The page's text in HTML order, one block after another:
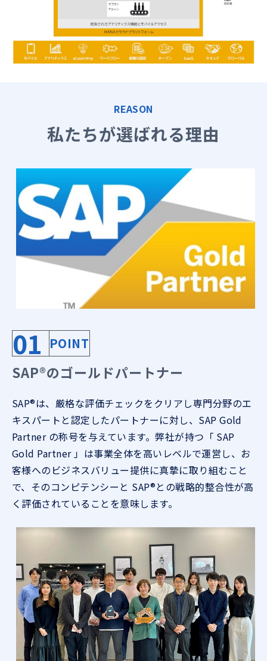
REASON
私たちが選ばれる理由
01 POINT
SAP®のゴールドパートナー
SAP®は、厳格な評価チェックをクリアし専門分野のエ
キスパートと認定したパートナーに対し、SAP Gold
Partner の称号を与えています。弊社が持つ「 SAP
Gold Partner 」は事業全体を高いレベルで運営し、お
客様へのビジネスバリュー提供に真摯に取り組むこと
で、そのコンピテンシーと SAP®との戦略的整合性が高
く評価されていることを意味します。